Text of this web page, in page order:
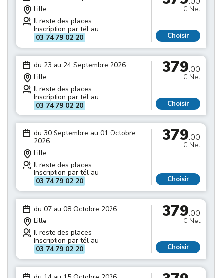
Lille
Il reste des places
Inscription par tél au
03 74 79 02 20
€ Net
Choisir
du 23 au 24 Septembre 2026
Lille
Il reste des places
Inscription par tél au
03 74 79 02 20
379.00
€ Net
Choisir
du 30 Septembre au 01 Octobre
2026
Lille
Il reste des places
Inscription par tél au
03 74 79 02 20
379.00
€ Net
Choisir
du 07 au 08 Octobre 2026
Lille
Il reste des places
Inscription par tél au
03 74 79 02 20
379.00
€ Net
Choisir